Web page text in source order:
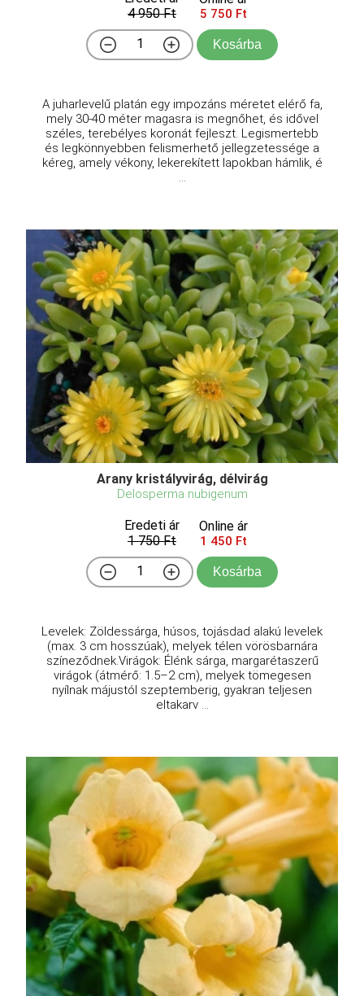
4 950 Ft
5 750 Ft
Kosárba
A juharlevelű platán egy impozáns méretet elérő fa,
mely 30-40 méter magasra is megnőhet, és idővel
széles, terebélyes koronát fejleszt. Legismertebb
és legkönnyebben felismerhető jellegzetessége a
kéreg, amely vékony, lekerekített lapokban hámlik, é
Arany kristályvirág, délvirág
Delosperma nubigenum
Eredeti ár
1 750 Ft
Online ár
1 450 Ft
Kosárba
Levelek: Zöldessárga, húsos, tojásdad alakú levelek
(max. 3 cm hosszúak), melyek télen vörösbarnára
színeződnek.Virágok: Élénk sárga, margarétaszerű
virágok (átmérő: 1.5–2 cm), melyek tömegesen
nyílnak májustól szeptemberig, gyakran teljesen
eltakarv ...